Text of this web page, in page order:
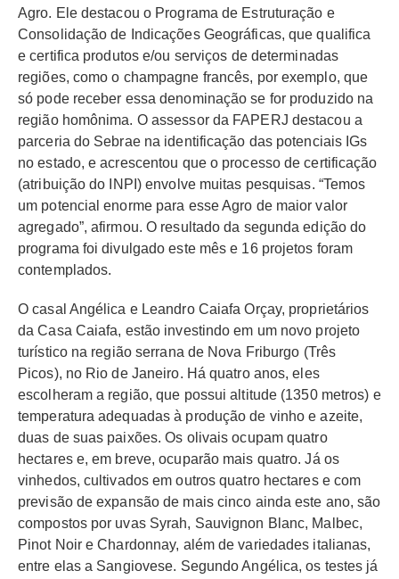
Agro. Ele destacou o Programa de Estruturação e
Consolidação de Indicações Geográficas, que qualifica
e certifica produtos e/ou serviços de determinadas
regiões, como o champagne francês, por exemplo, que
só pode receber essa denominação se for produzido na
região homônima. O assessor da FAPERJ destacou a
parceria do Sebrae na identificação das potenciais IGs
no estado, e acrescentou que o processo de certificação
(atribuição do INPI) envolve muitas pesquisas. “Temos
um potencial enorme para esse Agro de maior valor
agregado”, afirmou. O resultado da segunda edição do
programa foi divulgado este mês e 16 projetos foram
contemplados.
O casal Angélica e Leandro Caiafa Orçay, proprietários
da Casa Caiafa, estão investindo em um novo projeto
turístico na região serrana de Nova Friburgo (Três
Picos), no Rio de Janeiro. Há quatro anos, eles
escolheram a região, que possui altitude (1350 metros) e
temperatura adequadas à produção de vinho e azeite,
duas de suas paixões. Os olivais ocupam quatro
hectares e, em breve, ocuparão mais quatro. Já os
vinhedos, cultivados em outros quatro hectares e com
previsão de expansão de mais cinco ainda este ano, são
compostos por uvas Syrah, Sauvignon Blanc, Malbec,
Pinot Noir e Chardonnay, além de variedades italianas,
entre elas a Sangiovese. Segundo Angélica, os testes já